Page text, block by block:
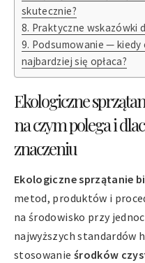
skutecznie?
Praktyczne wskazówki
Podsumowanie —
najbardziej się opłaca?
Ekologiczne
na czym polega i
znaczeniu
Ekologiczne sprzątanie
metod, produktów i
na środowisko przy
najwyższych standardów
stosowanie środków